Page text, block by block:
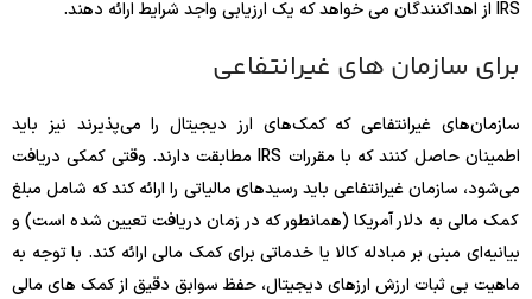
IRS از اهداکنندگان می خواهد که یک ارزیابی واجد شرایط ارائه دهند.
برای سازمان های غیرانتفاعی
سازمان‌های غیرانتفاعی که کمک‌های ارز دیجیتال را می‌پذیرند نیز باید
اطمینان حاصل کنند که با مقررات IRS مطابقت دارند. وقتی کمکی دریافت
می‌شود، سازمان غیرانتفاعی باید رسیدهای مالیاتی را ارائه کند که شامل مبلغ
کمک مالی به دلار آمریکا (همانطور که در زمان دریافت تعیین شده است) و
بیانیه‌ای مبنی بر مبادله کالا یا خدماتی برای کمک مالی ارائه کند. با توجه به
ماهیت بی ثبات ارزش ارزهای دیجیتال، حفظ سوابق دقیق از کمک های مالی